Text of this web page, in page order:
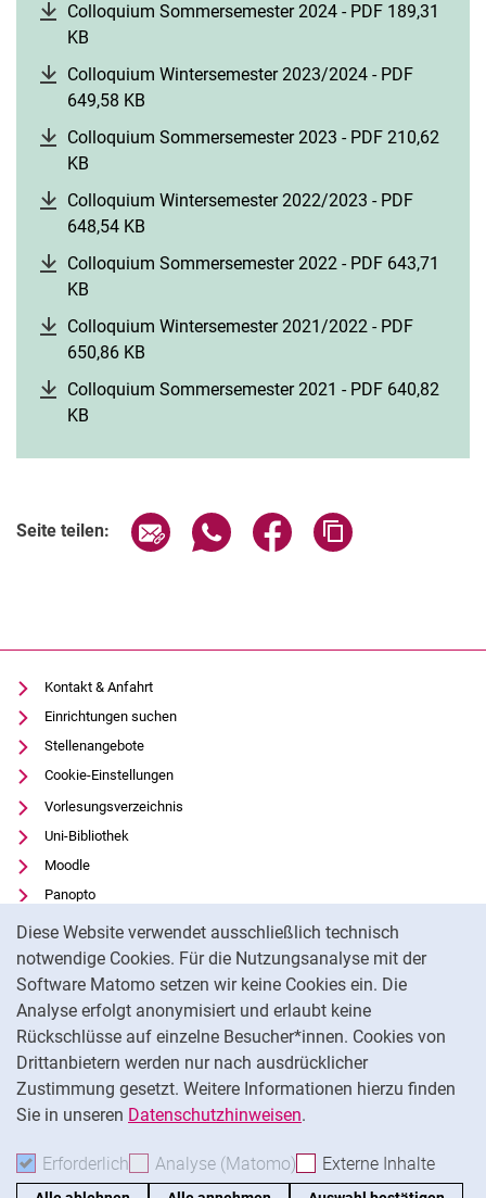
Diese Website verwendet ausschließlich technisch
notwendige Cookies. Für die Nutzungsanalyse mit der
Software Matomo setzen wir keine Cookies ein. Die
Analyse erfolgt anonymisiert und erlaubt keine
Rückschlüsse auf einzelne Besucher*innen. Cookies von
Drittanbietern werden nur nach ausdrücklicher
Zustimmung gesetzt. Weitere Informationen hierzu finden
Sie in unseren Datenschutzhinweisen.
Erforderlich Erforderliche Cookies akzeptieren
Analyse (Matomo) Analyse-Cookies
Externe Inhalte
Colloquium Sommersemester 2024 - PDF 189,31
KB
Colloquium Wintersemester 2023/2024 - PDF
649,58 KB
Colloquium Sommersemester 2023 - PDF 210,62
KB
Colloquium Wintersemester 2022/2023 - PDF
648,54 KB
Colloquium Sommersemester 2022 - PDF 643,71
KB
Colloquium Wintersemester 2021/2022 - PDF
650,86 KB
Colloquium Sommersemester 2021 - PDF 640,82
KB
Seite teilen: Seite über E-Mail teilen
Seite über WhatsApp teilen
Seite über Facebook
Kontakt & Anfahrt
Einrichtungen suchen
Stellenangebote
Cookie-Einstellungen
Vorlesungsverzeichnis
Uni-Bibliothek
Moodle
Panopto
Datenschutz
Barrierefreiheit
Transparenter KI-Einsatz
Impressum
Externer Link: Universität Kassel auf
Facebook(öffnet neues Fenster)
Externer Link: Universität Kassel auf
Instagram (öffnet neues Fenster)